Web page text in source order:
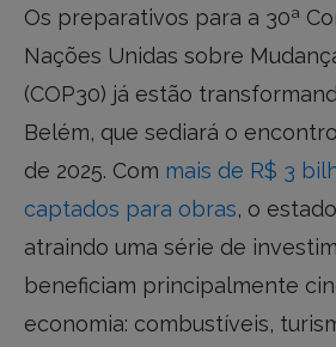
Os preparativos para a 30ª
Nações Unidas sobre
(COP30) já estão
Belém, que sediará o
de 2025. Com mais de R$ 3
captados para obras, o
atraindo uma série de
beneficiam principalmente
economia: combustíveis,